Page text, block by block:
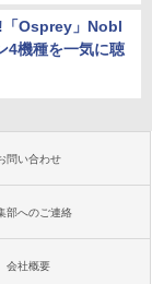
「Osprey」Nobl
4機種を一気に聴
問い合わせ
部へのご連絡
会社概要